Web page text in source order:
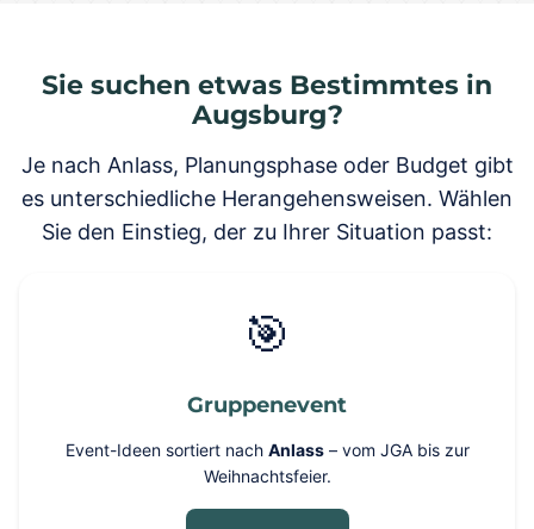
Sie suchen etwas Bestimmtes in
Augsburg?
Je nach Anlass, Planungsphase oder Budget gibt
es unterschiedliche Herangehensweisen. Wählen
Sie den Einstieg, der zu Ihrer Situation passt:
🎯
Gruppenevent
Event-Ideen sortiert nach Anlass– vom JGA bis zur
Weihnachtsfeier.